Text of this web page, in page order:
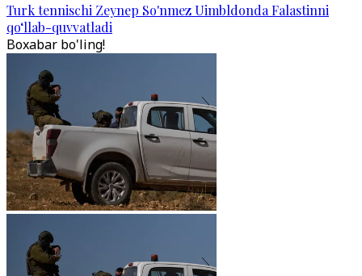
Turk tennischi Zeynep So'nmez Uimbldonda Falastinni
qo‘llab-quvvatladi
Boxabar bo'ling!